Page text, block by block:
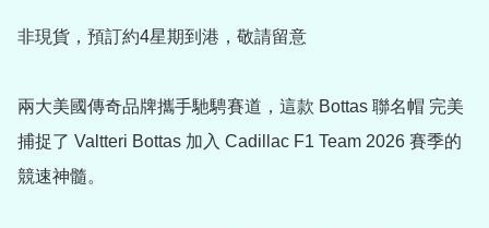
非現貨，預訂約4星期到港，敬請留意
兩大美國傳奇品牌攜手馳騁賽道，這款 Bottas 聯名帽 完美
捕捉了 Valtteri Bottas 加入 Cadillac F1 Team 2026 賽季的
競速神髓。